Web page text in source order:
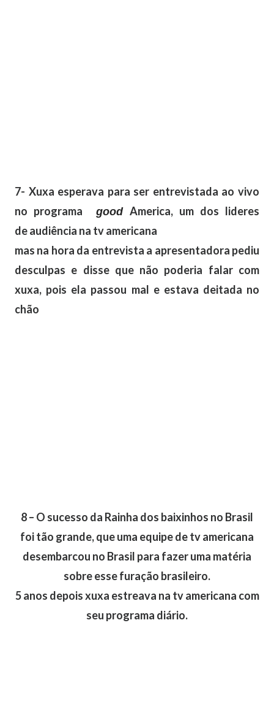
7- Xuxa esperava para ser entrevistada ao vivo
no programa
goodAmerica, um dos lideres
de audiência na tv americana
mas na hora da entrevista a apresentadora pediu
desculpas e disse que não poderia falar com
xuxa, pois ela passou mal e estava deitada no
chão
8 – O sucesso da Rainha dos baixinhos no Brasil
foi tão grande, que uma equipe de tv americana
desembarcou no Brasil para fazer uma matéria
sobre esse furação brasileiro.
5 anos depois xuxa estreava na tv americana com
seu programa diário.